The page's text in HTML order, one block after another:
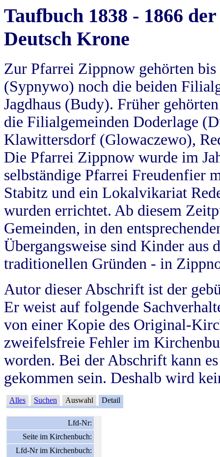
Taufbuch 1838 - 1866
Deutsch Krone
Zur Pfarrei Zippnow gehörten
(Sypnywo) noch die beiden
Jagdhaus (Budy). Früher
die Filialgemeinden Doderlage
Klawittersdorf (Glowaczewo),
Die Pfarrei Zippnow wurde im
selbständige Pfarrei Freudenfier
Stabitz und ein Lokalvikariat
wurden errichtet. Ab diesem
Gemeinden, in den
Übergangsweise sind Kinder aus
traditionellen Gründen - in
Autor dieser Abschrift ist der
Er weist auf folgende
von einer Kopie des Original-
zweifelsfreie Fehler im
worden. Bei der Abschrift kann
gekommen sein. Deshalb wird
Alles Suchen Auswahl Detail
Lfd-Nr:
Seite im Kirchenbuch:
Lfd-Nr im Kirchenbuch: